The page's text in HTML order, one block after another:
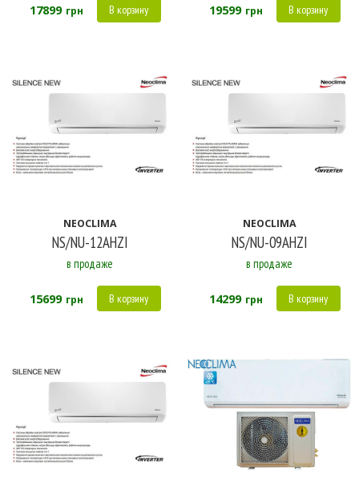
17899 грн В корзину 19599 грн В корзину
NEOCLIMA
NS/NU-12AHZI
в продаже
15699 грн В корзину
NEOCLIMA
NS/NU-09AHZI
в продаже
14299 грн В корзину